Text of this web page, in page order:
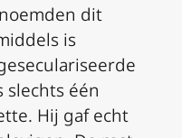
dit
is
slechts één
Hij gaf echt